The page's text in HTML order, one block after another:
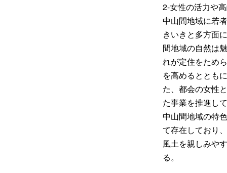
2-女性の活力や
中山間地域に若
きいきと多方面
間地域の自然は
れが定住をため
を高めるととも
た、都会の女性
た事業を推進し
中山間地域の特
て存在しており
風土を親しみや
る。